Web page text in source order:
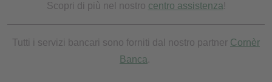
Scopri di più nel nostro centro assistenza!
Tutti i servizi bancari sono forniti dal nostro partner Cornèr
Banca.